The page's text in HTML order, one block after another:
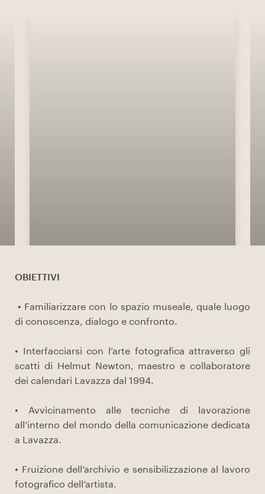
OBIETTIVI
• Familiarizzare con lo spazio museale, quale luogo
di conoscenza, dialogo e confronto.
• Interfacciarsi con l’arte fotografica attraverso gli
scatti di Helmut Newton, maestro e collaboratore
dei calendari Lavazza dal 1994.
• Avvicinamento alle tecniche di lavorazione
all’interno del mondo della comunicazione dedicata
a Lavazza.
• Fruizione dell’archivio e sensibilizzazione al lavoro
fotografico dell’artista.